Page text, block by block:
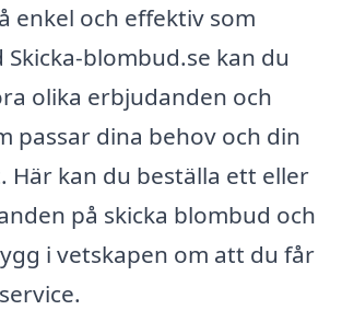
enkel och effektiv som
blombud.se kan du
olika erbjudanden och
passar dina behov och din
Här kan du beställa ett eller
på skicka blombud och
i vetskapen om att du får